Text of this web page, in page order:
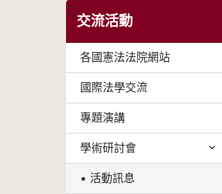
:::
交流活動
各國憲法法院網站
國際法學交流
專題演講
學術研討會
活動訊息